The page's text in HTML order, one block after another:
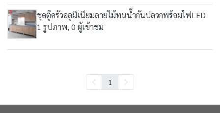
ชุดตู้ครัวอลูมิเนียมลายไม้ทนน้ำกันปลวกพร้อมไฟLED
1 รูปภาพ, 0 ผู้เข้าชม
1